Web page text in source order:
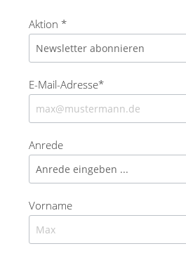
Aktion *
E-Mail-Adresse*
Anrede
Vorname